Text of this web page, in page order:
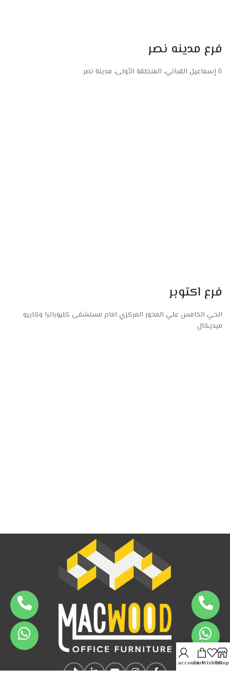
فرع مدينه نصر
6 إسماعيل القباني، المنطقة الأولى، مدينة نصر
فرع اكتوبر
الحي الخامس علي المحور المركزي امام مستشفى كليوباترا وكايرو
ميديكال
Shop
Wishlist
Cart
My account